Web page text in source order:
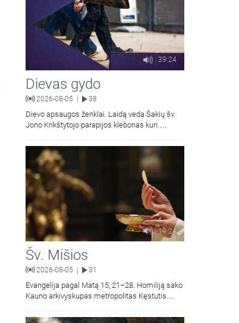
39:24
Dievas gydo
2026-08-05 38
Dievo apsaugos ženklai. Laidą veda Šakių šv.
Jono Krikštytojo parapijos klebonas kun.
19:24
Šv. Mišios
2026-08-05 | 31
Evangelija pagal Matą 15, 21–28. Homiliją sako
Kauno arkivyskupas metropolitas Kęstutis
Marijos Gimimo bazilikos.